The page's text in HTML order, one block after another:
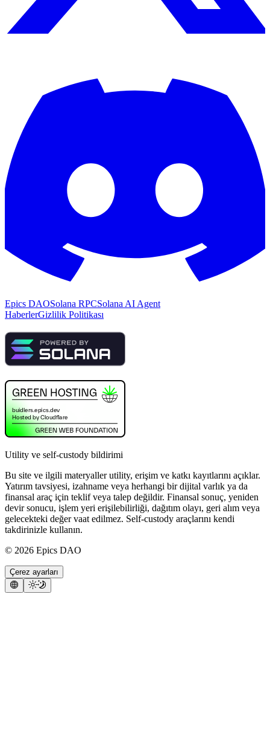
Epics DAOSolana RPCSolana AI Agent
HaberlerGizlilik Politikası
Utility ve self-custody bildirimi
Bu site ve ilgili materyaller utility, erişim ve katkı kayıtlarını açıklar.
Yatırım tavsiyesi, izahname veya herhangi bir dijital varlık ya da
finansal araç için teklif veya talep değildir. Finansal sonuç, yeniden
devir sonucu, işlem yeri erişilebilirliği, dağıtım olayı, geri alım veya
gelecekteki değer vaat edilmez. Self-custody araçlarını kendi
takdirinizle kullanın.
© 2026 Epics DAO
Çerez ayarları